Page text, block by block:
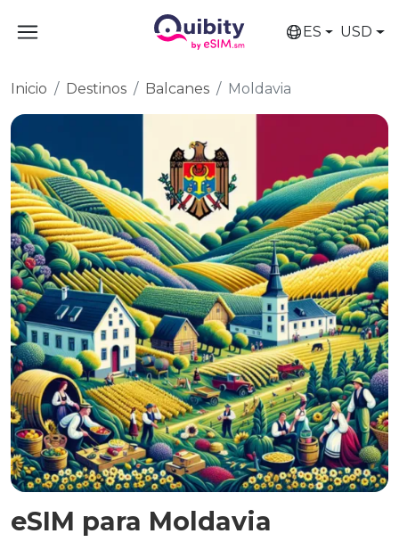
ES USD
Inicio Destinos Balcanes Moldavia
eSIM para Moldavia